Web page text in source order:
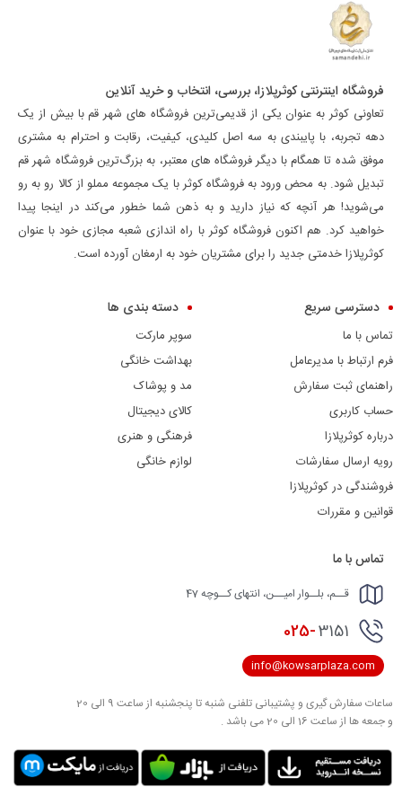
فروشگاه اینترنتی کوثرپلازا، بررسی، انتخاب و خرید آنلاین
تعاونی کوثر به عنوان یکی از قدیمی‌ترین فروشگاه های شهر قم با بیش از یک
دهه تجربه، با پایبندی به سه اصل کلیدی، کیفیت، رقابت و احترام به مشتری
موفق شده تا همگام با دیگر فروشگاه های معتبر، به بزرگ‌ترین فروشگاه شهر قم
تبدیل شود. به محض ورود به فروشگاه کوثر با یک مجموعه مملو از کالا رو به رو
می‌شوید! هر آنچه که نیاز دارید و به ذهن شما خطور می‌کند در اینجا پیدا
خواهید کرد. هم اکنون فروشگاه کوثر با راه اندازی شعبه مجازی خود با عنوان
کوثرپلازا خدمتی جدید را برای مشتریان خود به ارمغان آورده است.
دسترسی سریع
تماس با ما
فرم ارتباط با مدیرعامل
راهنمای ثبت سفارش
حساب کاربری
درباره کوثرپلازا
رویه ارسال سفارشات
فروشندگی در کوثرپلازا
قوانین و مقررات
دسته بندی ها
سوپر مارکت
بهداشت خانگی
مد و پوشاک
کالای دیجیتال
فرهنگی و هنری
لوازم خانگی
تماس با ما
قــم، بلــوار امیــن، انتهای کــوچه 47
025-3151
info@kowsarplaza.com
ساعات سفارش گیری و پشتیبانی تلفنی شنبه تا پنجشنبه از ساعت 9 الی 20
و جمعه ها از ساعت 16 الی 20 می باشد .